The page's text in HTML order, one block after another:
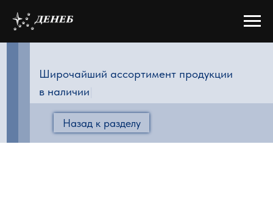
Широчайший ассортимент продукции
в наличии на
Назад к разделу